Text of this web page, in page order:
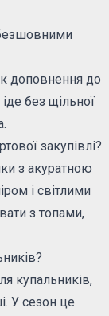
доповнення до
без щільної
закупівлі?
з акуратною
і світлими
з топами,
купальників,
У сезон це